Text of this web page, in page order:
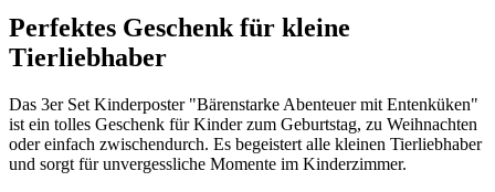
Perfektes Geschenk für kleine
Tierliebhaber
Das 3er Set Kinderposter "Bärenstarke Abenteuer mit Entenküken"
ist ein tolles Geschenk für Kinder zum Geburtstag, zu Weihnachten
oder einfach zwischendurch. Es begeistert alle kleinen Tierliebhaber
und sorgt für unvergessliche Momente im Kinderzimmer.